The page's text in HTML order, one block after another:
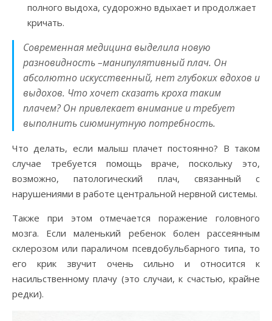
полного выдоха, судорожно вдыхает и продолжает
кричать.
Современная медицина выделила новую
разновидность –манипулятивный плач. Он
абсолютно искусственный, нет глубоких вдохов и
выдохов. Что хочет сказать кроха таким
плачем? Он привлекает внимание и требует
выполнить сиюминутную потребность.
Что делать, если малыш плачет постоянно? В таком
случае требуется помощь враче, поскольку это,
возможно, патологический плач, связанный с
нарушениями в работе центральной нервной системы.
Также при этом отмечается поражение головного
мозга. Если маленький ребенок болен рассеянным
склерозом или параличом псевдобульбарного типа, то
его крик звучит очень сильно и относится к
насильственному плачу (это случаи, к счастью, крайне
редки).